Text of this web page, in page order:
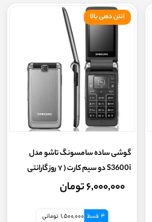
گوشی ساده سامسونگ تاشو مدل
S3600i دو سیم‌ کارت ( ۷ روز گارانتی
سلامت کالا . چنج سریال به همراه کد
۶,۰۰۰,۰۰۰ تومان
4 قسط 1,500,000 تومانی
انتن دهی بالا